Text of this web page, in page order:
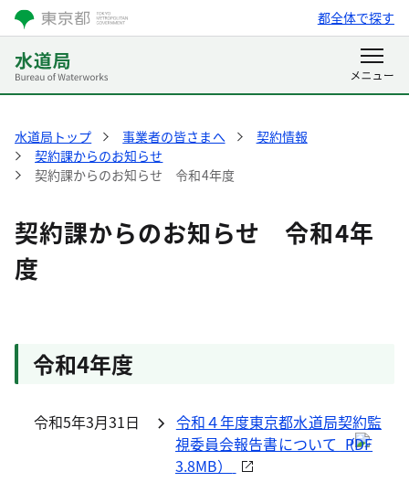
都全体で探す
水道局トップ 事業者の皆さまへ
契約情報
契約課からのお知らせ
契約課からのお知らせ 令和4年度
契約課からのお知らせ 令和4年
度
令和4年度
令和5年3月31日
令和４年度東京都水道局契約監
視委員会報告書について （
3.8MB）